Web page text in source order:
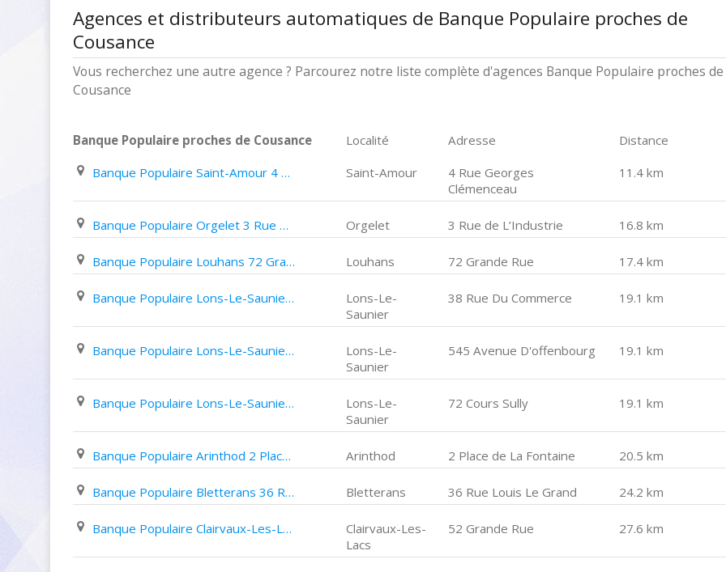
Agences et distributeurs automatiques de Banque Populaire proches de
Cousance
Vous recherchez une autre agence ? Parcourez notre liste complète d'agences Banque Populaire proches de
Cousance
Banque Populaire proches de Cousance Localité Adresse
Distance
Banque Populaire Saint-Amour 4 Rue Georges Clémenceau
Saint-Amour
4 Rue Georges
Clémenceau
11.4 km
Banque Populaire Orgelet 3 Rue de L’Industrie Orgelet 3 Rue de L’Industrie 16.8 km
Banque Populaire Louhans 72 Grande Rue Louhans 72 Grande Rue 17.4 km
Banque Populaire Lons-Le-Saunier 38 Rue Du Commerce
Lons-Le-
Saunier
38 Rue Du Commerce 19.1 km
Banque Populaire Lons-Le-Saunier 545 Avenue D'offenbourg
Lons-Le-
Saunier
545 Avenue D'offenbourg 19.1 km
Banque Populaire Lons-Le-Saunier 72 Cours Sully
Lons-Le-
Saunier
72 Cours Sully 19.1 km
Banque Populaire Arinthod 2 Place de La Fontaine Arinthod 2 Place de La Fontaine 20.5 km
Banque Populaire Bletterans 36 Rue Louis Le Grand Bletterans 36 Rue Louis Le Grand 24.2 km
Banque Populaire Clairvaux-Les-Lacs 52 Grande Rue
Clairvaux-Les-
Lacs
52 Grande Rue 27.6 km